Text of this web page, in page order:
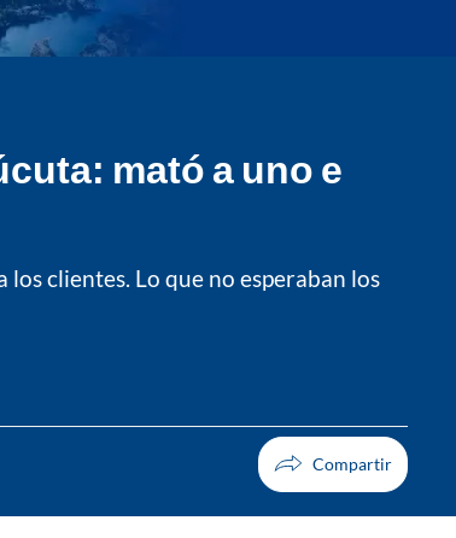
mató a uno e
clientes. Lo que no esperaban los